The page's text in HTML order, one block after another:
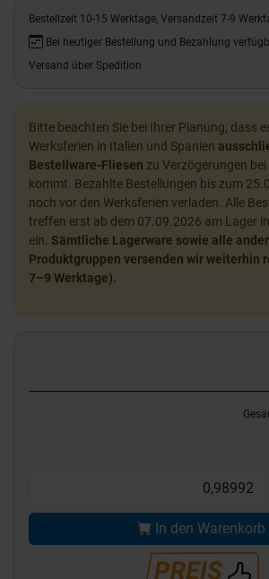
Bestellzeit 10-15 Werktage, Versandzeit 7-9
Bei heutiger Bestellung und Bezahlung
Versand über Spedition
Bitte beachten Sie bei Ihrer Planung, dass
Werksferien in Italien und Spanien
Bestellware-Fliesen zu Verzögerungen
kommt. Bezahlte Bestellungen bis zum
noch vor den Werksferien verladen. Alle
treffen erst ab dem 07.09.2026 am Lager
ein. Sämtliche Lagerware sowie alle
Produktgruppen versenden wir weiterhin
7–9 Werktage).
In den Warenkorb